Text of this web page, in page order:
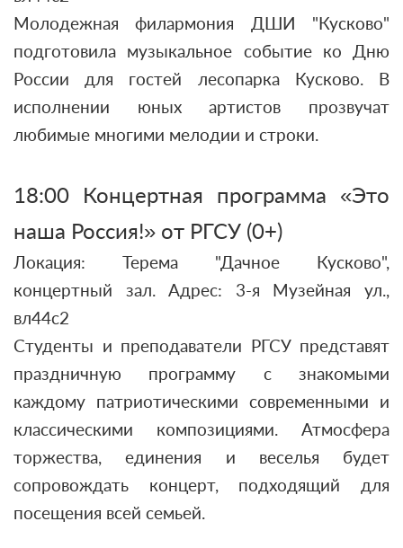
Молодежная филармония ДШИ "Кусково"
подготовила музыкальное событие ко Дню
России для гостей лесопарка Кусково. В
исполнении юных артистов прозвучат
любимые многими мелодии и строки.
18:00 Концертная программа «Это
наша Россия!» от РГСУ (0+)
Локация: Терема "Дачное Кусково",
концертный зал. Адрес: 3-я Музейная ул.,
вл44с2
Студенты и преподаватели РГСУ представят
праздничную программу с знакомыми
каждому патриотическими современными и
классическими композициями. Атмосфера
торжества, единения и веселья будет
сопровождать концерт, подходящий для
посещения всей семьей.